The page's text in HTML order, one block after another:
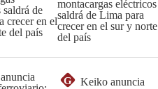
montacargas eléctricos
saldrá de Lima para
crecer en el sur y norte
del país
G
Keiko anuncia